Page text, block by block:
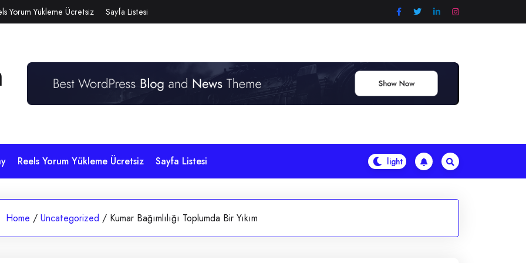
Yorum Yükleme Ücretsiz Sayfa Listesi
Reels Yorum Yükleme Ücretsiz Sayfa Listesi
Home / Uncategorized / Kumar Bağımlılığı Toplumda Bir Yıkım